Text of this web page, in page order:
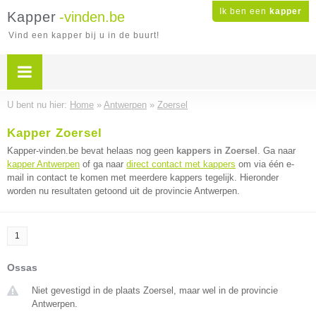
Ik ben een kapper
Kapper -vinden.be
Vind een kapper bij u in de buurt!
U bent nu hier: Home » Antwerpen » Zoersel
Kapper Zoersel
Kapper-vinden.be bevat helaas nog geen kappers in Zoersel . Ga naar
kapper Antwerpen of ga naar direct contact met kappers om via één e-
mail in contact te komen met meerdere kappers tegelijk. Hieronder
worden nu resultaten getoond uit de provincie Antwerpen.
1
Ossas
Niet gevestigd in de plaats Zoersel, maar wel in de provincie
Antwerpen.